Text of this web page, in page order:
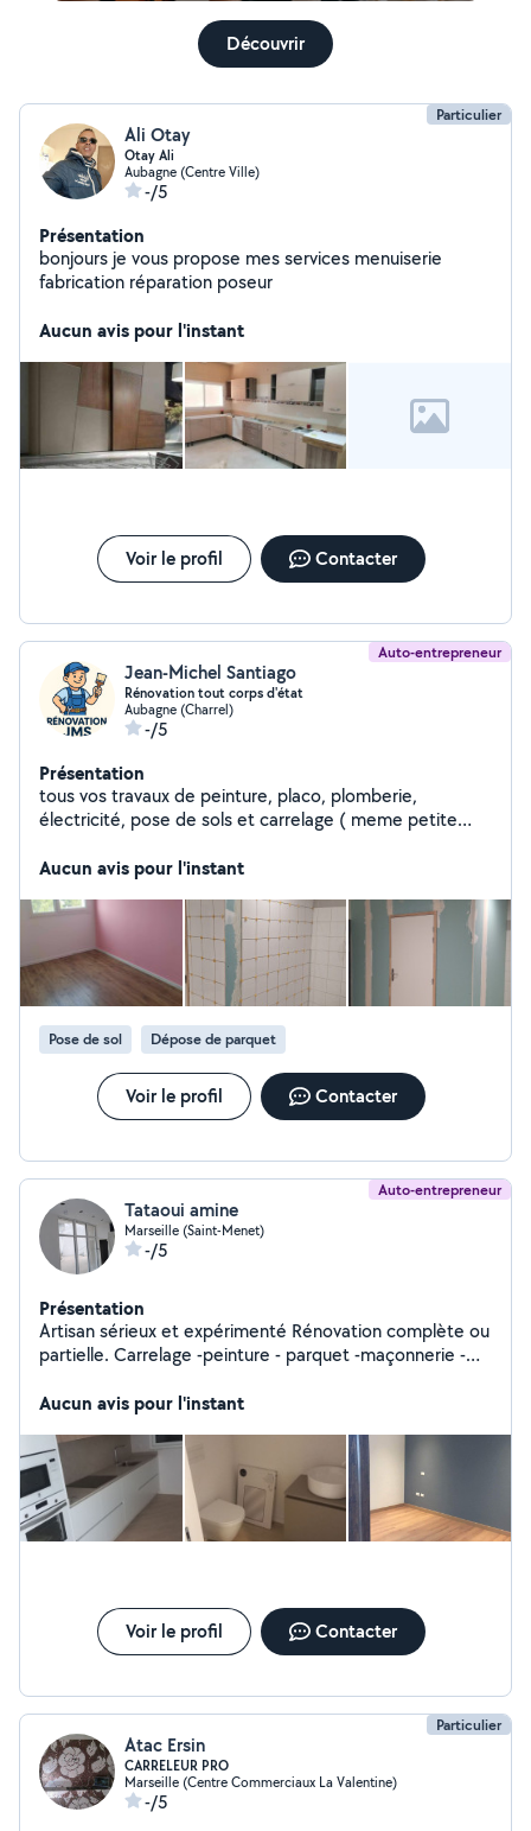
Découvrir
Particulier
Ali Otay
Otay Ali
Aubagne (Centre Ville)
-/5
Présentation
bonjours je vous propose mes services menuiserie
fabrication réparation poseur
Aucun avis pour l'instant
Voir le profil Contacter
Auto-entrepreneur
Jean-Michel Santiago
Rénovation tout corps d'état
Aubagne (Charrel)
-/5
Présentation
tous vos travaux de peinture, placo, plomberie,
électricité, pose de sols et carrelage ( meme petite
demande .
Aucun avis pour l'instant
Pose de sol Dépose de parquet
Voir le profil Contacter
Auto-entrepreneur
Tataoui amine
Marseille (Saint-Menet)
-/5
Présentation
Artisan sérieux et expérimenté Rénovation complète ou
partielle. Carrelage -peinture - parquet -maçonnerie -
électriques
Aucun avis pour l'instant
Voir le profil Contacter
Particulier
Atac Ersin
CARRELEUR PRO
Marseille (Centre Commerciaux La Valentine)
-/5